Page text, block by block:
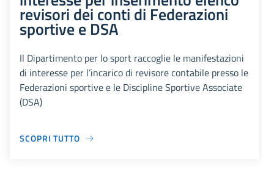
revisori dei conti di Federazioni
sportive e DSA
Il Dipartimento per lo sport raccoglie le manifestazioni
di interesse per l’incarico di revisore contabile presso le
Federazioni sportive e le Discipline Sportive Associate
(DSA)
SCOPRI TUTTO